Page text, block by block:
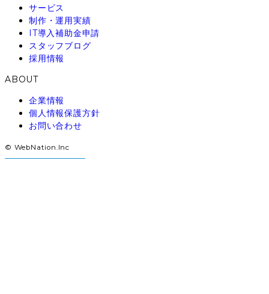
サービス
制作・運用実績
IT導入補助金申請
スタッフブログ
採用情報
ABOUT
企業情報
個人情報保護方針
お問い合わせ
© WebNation.Inc